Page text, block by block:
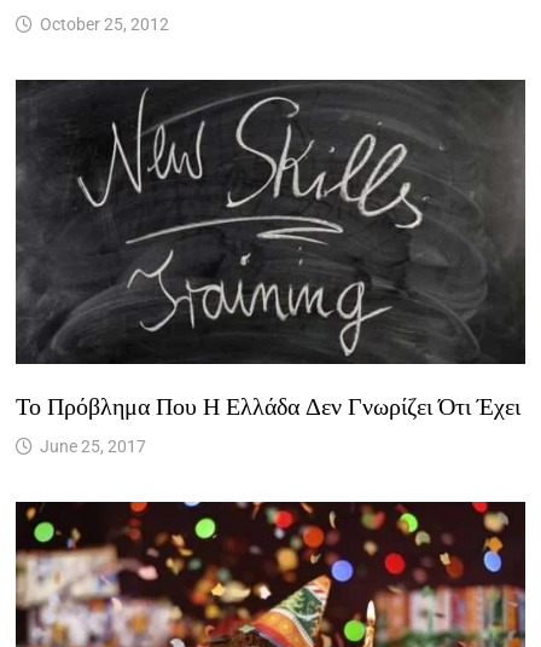
October 25, 2012
Το Πρόβλημα Που Η Ελλάδα Δεν Γνωρίζει Ότι Έχει
June 25, 2017